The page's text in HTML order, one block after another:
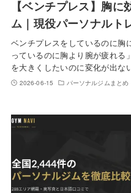
【ベンチプレス】胸
ム｜現役パーソナルト
ベンチプレスをしているのに
っているのに胸より腕が疲れ
を大きくしたいのに変化が出
2026-06-15 パーソナルジムまとめ